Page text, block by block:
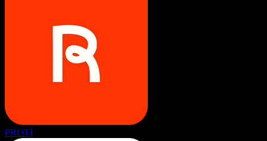
PROTI